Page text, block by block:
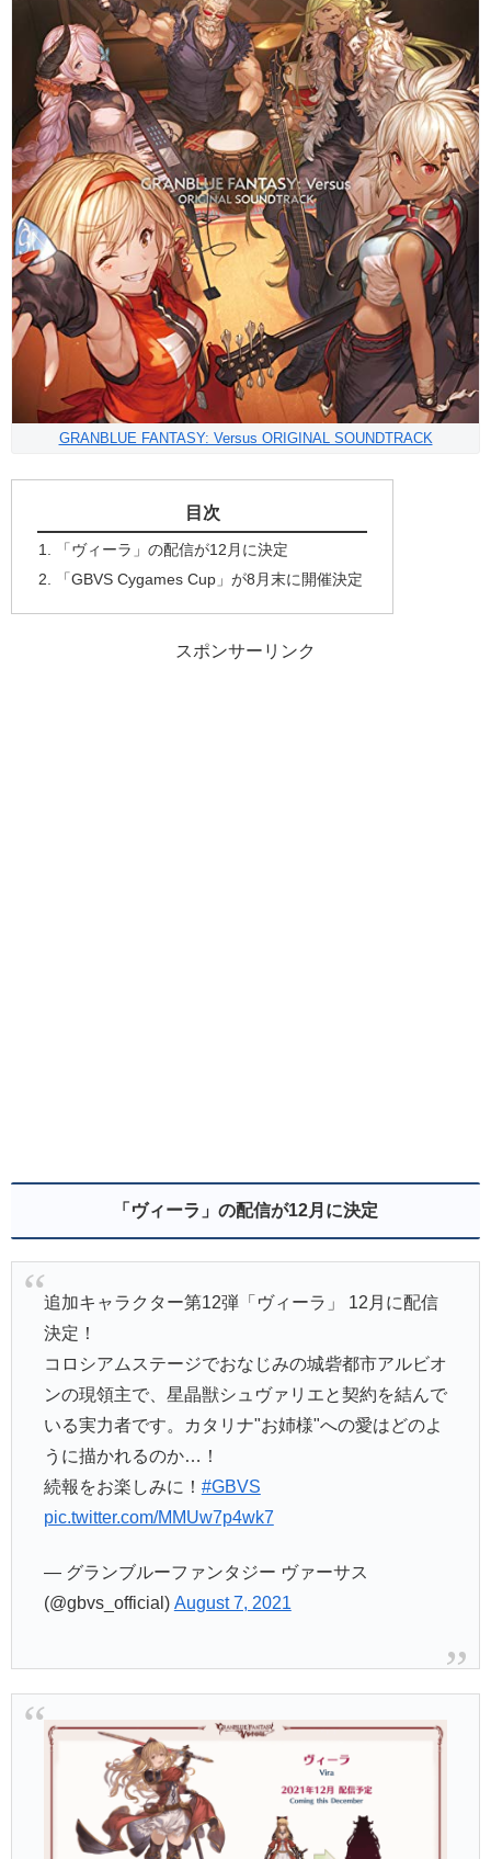
GRANBLUE FANTASY: Versus ORIGINAL SOUNDTRACK
目次
「ヴィーラ」の配信が12月に決定
「GBVS Cygames Cup」が8月末に開催決定
スポンサーリンク
「ヴィーラ」の配信が12月に決定
追加キャラクター第12弾「ヴィーラ」 12月に配信
決定！
コロシアムステージでおなじみの城砦都市アルビオ
ンの現領主で、星晶獣シュヴァリエと契約を結んで
いる実力者です。カタリナ"お姉様"への愛はどのよ
うに描かれるのか…！
続報をお楽しみに！ #GBVS
pic.twitter.com/MMUw7p4wk7
— グランブルーファンタジー ヴァーサス
(@gbvs_official) August 7, 2021